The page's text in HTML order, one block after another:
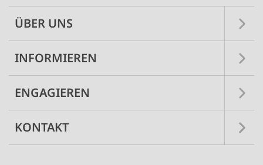
ÜBER UNS
INFORMIEREN
ENGAGIEREN
KONTAKT